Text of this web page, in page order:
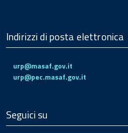
Indirizzi di posta elettronica
urp@masaf.gov.it
urp@pec.masaf.gov.it
Seguici su